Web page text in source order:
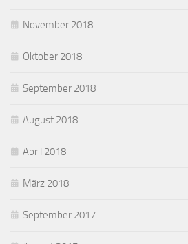
November 2018
Oktober 2018
September 2018
August 2018
April 2018
März 2018
September 2017